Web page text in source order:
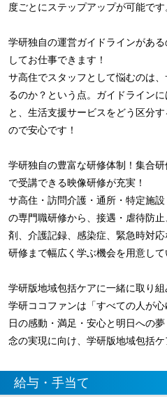
度ごとにステップアップが可能です
学研独自の運営ガイドラインがあ
してお仕事できます！
サ高住でスタッフとして悩むのは
るのか？という点。ガイドライン
と、生活支援サービスをどう区分
ので安心です！
学研独自の豊富な研修体制！集合
で受講できる映像研修が充実！
サ高住・訪問介護・通所・特定施
の専門職研修から、接遇・虐待防
剤、介護記録、感染症、緊急時対
研修まで幅広く学ぶ機会を用意して
学研版地域包括ケアに一緒に取り組
学研ココファンは「すべての人が
日の感動・満足・安心と明日への
念の実現に向け、学研版地域包括ケ
給与・手当て